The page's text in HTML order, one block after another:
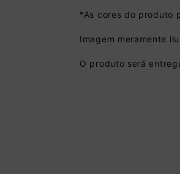
*As cores do produto
Imagem meramente
O produto será